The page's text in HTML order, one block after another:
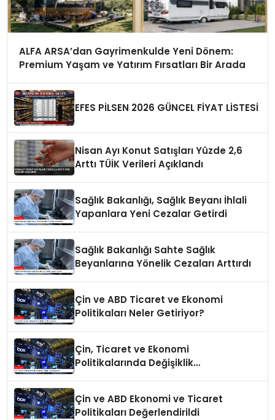
ALFA ARSA’dan Gayrimenkulde Yeni Dönem:
Premium Yaşam ve Yatırım Fırsatları Bir Arada
EFES PİLSEN 2026 GÜNCEL FİYAT LİSTESİ
Nisan Ayı Konut Satışları Yüzde 2,6
Arttı TÜİK Verileri Açıklandı
Sağlık Bakanlığı, Sağlık Beyanı İhlali
Yapanlara Yeni Cezalar Getirdi
Sağlık Bakanlığı Sahte Sağlık
Beyanlarına Yönelik Cezaları Arttırdı
Çin ve ABD Ticaret ve Ekonomi
Politikaları Neler Getiriyor?
Çin, Ticaret ve Ekonomi
Politikalarında Değişiklik
Çin ve ABD Ekonomi ve Ticaret
Politikaları Değerlendirildi